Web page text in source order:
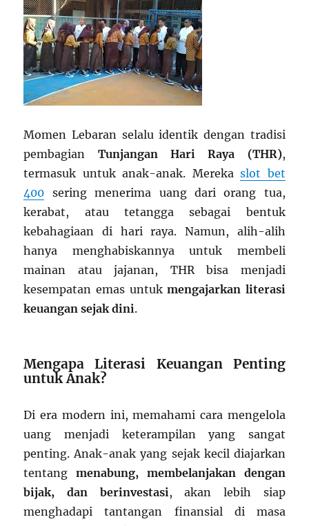
Momen Lebaran selalu identik dengan tradisi
pembagian Tunjangan Hari Raya (THR),
termasuk untuk anak-anak. Merekaslot bet
400 sering menerima uang dari orang tua,
kerabat, atau tetangga sebagai bentuk
kebahagiaan di hari raya. Namun, alih-alih
hanya menghabiskannya untuk membeli
mainan atau jajanan, THR bisa menjadi
kesempatan emas untukmengajarkan literasi
keuangan sejak dini.
Mengapa Literasi Keuangan Penting
untuk Anak?
Di era modern ini, memahami cara mengelola
uang menjadi keterampilan yang sangat
penting. Anak-anak yang sejak kecil diajarkan
tentangmenabung, membelanjakan dengan
bijak, dan berinvestasi, akan lebih siap
menghadapi tantangan finansial di masa